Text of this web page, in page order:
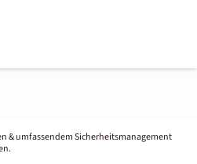
& umfassendem Sicherheitsmanagement